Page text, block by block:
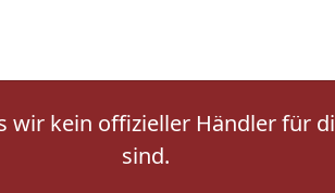
wir kein offizieller Händler für
sind.